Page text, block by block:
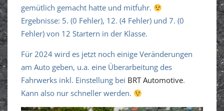
gemütlich gemacht hatte und mitfuhr.
Ergebnisse: 5. (0 Fehler), 12. (4 Fehler) und 7. (0
Fehler) von 12 Startern in der Klasse.
Für 2024 wird es jetzt noch einige Veränderungen
am Auto geben, u.a. eine Überarbeitung des
Fahrwerks inkl. Einstellung bei BRT Automotive.
Kann also nur schneller werden.